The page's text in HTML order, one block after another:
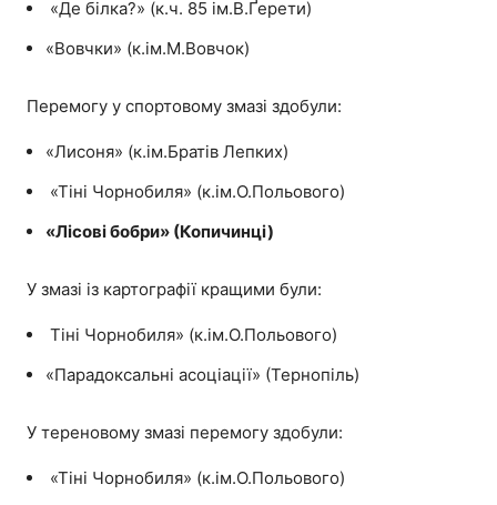
«Де білка?» (к.ч. 85 ім.В.Ґерети)
«Вовчки» (к.ім.М.Вовчок)
Перемогу у спортовому змазі здобули:
«Лисоня» (к.ім.Братів Лепких)
«Тіні Чорнобиля» (к.ім.О.Польового)
«Лісові бобри» (Копичинці)
У змазі із картографії кращими були:
Тіні Чорнобиля» (к.ім.О.Польового)
«Парадоксальні асоціації» (Тернопіль)
У тереновому змазі перемогу здобули:
«Тіні Чорнобиля» (к.ім.О.Польового)